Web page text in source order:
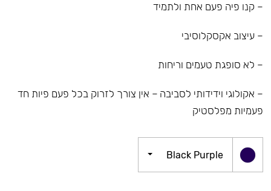
– קנו פיה פעם אחת ולתמיד
– עיצוב אקסקלוסיבי
– לא סופגת טעמים וריחות
– אקולוגי וידידותי לסביבה – אין צורך לזרוק בכל פעם פיות חד
פעמיות מפלסטיק
Black Purple